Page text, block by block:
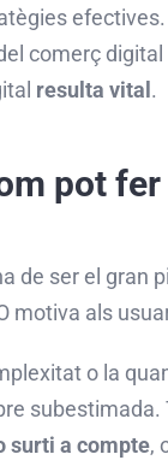
comerç
resulta vital .
pot
de ser el gran
motiva als
o la
subestimada.
surti a compte,